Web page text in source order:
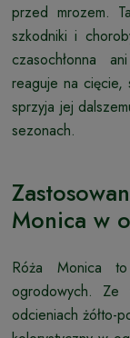
przed mrozem.
szkodniki i
czasochłonna
reaguje na cięcie,
sprzyja jej
sezonach.
Monica w
Róża Monica
ogrodowych. Ze
odcieniach żółto-